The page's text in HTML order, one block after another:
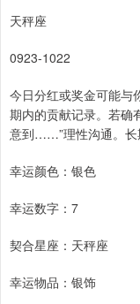
天秤座
0923-1022
今日分红或奖金可能与
期内的贡献记录。若确
意到……”理性沟通。长
幸运颜色：银色
幸运数字：7
契合星座：天秤座
幸运物品：银饰